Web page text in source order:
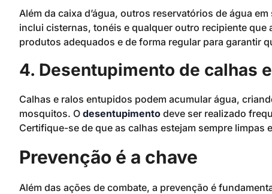
Além da caixa d’água, outros reservatórios de água
inclui cisternas, tonéis e qualquer outro recipiente que
produtos adequados e de forma regular para garantir
4. Desentupimento de calhas
Calhas e ralos entupidos podem acumular água,
mosquitos. O desentupimento deve ser realizado
Certifique-se de que as calhas estejam sempre limpas
Prevenção é a chave
Além das ações de combate, a prevenção é